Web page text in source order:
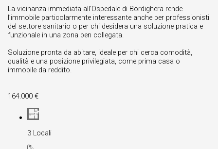
La vicinanza immediata all’Ospedale di Bordighera rende
l’immobile particolarmente interessante anche per professionisti
del settore sanitario o per chi desidera una soluzione pratica e
funzionale in una zona ben collegata.
Soluzione pronta da abitare, ideale per chi cerca comodità,
qualità e una posizione privilegiata, come prima casa o
immobile da reddito.
164.000 €
3 Locali